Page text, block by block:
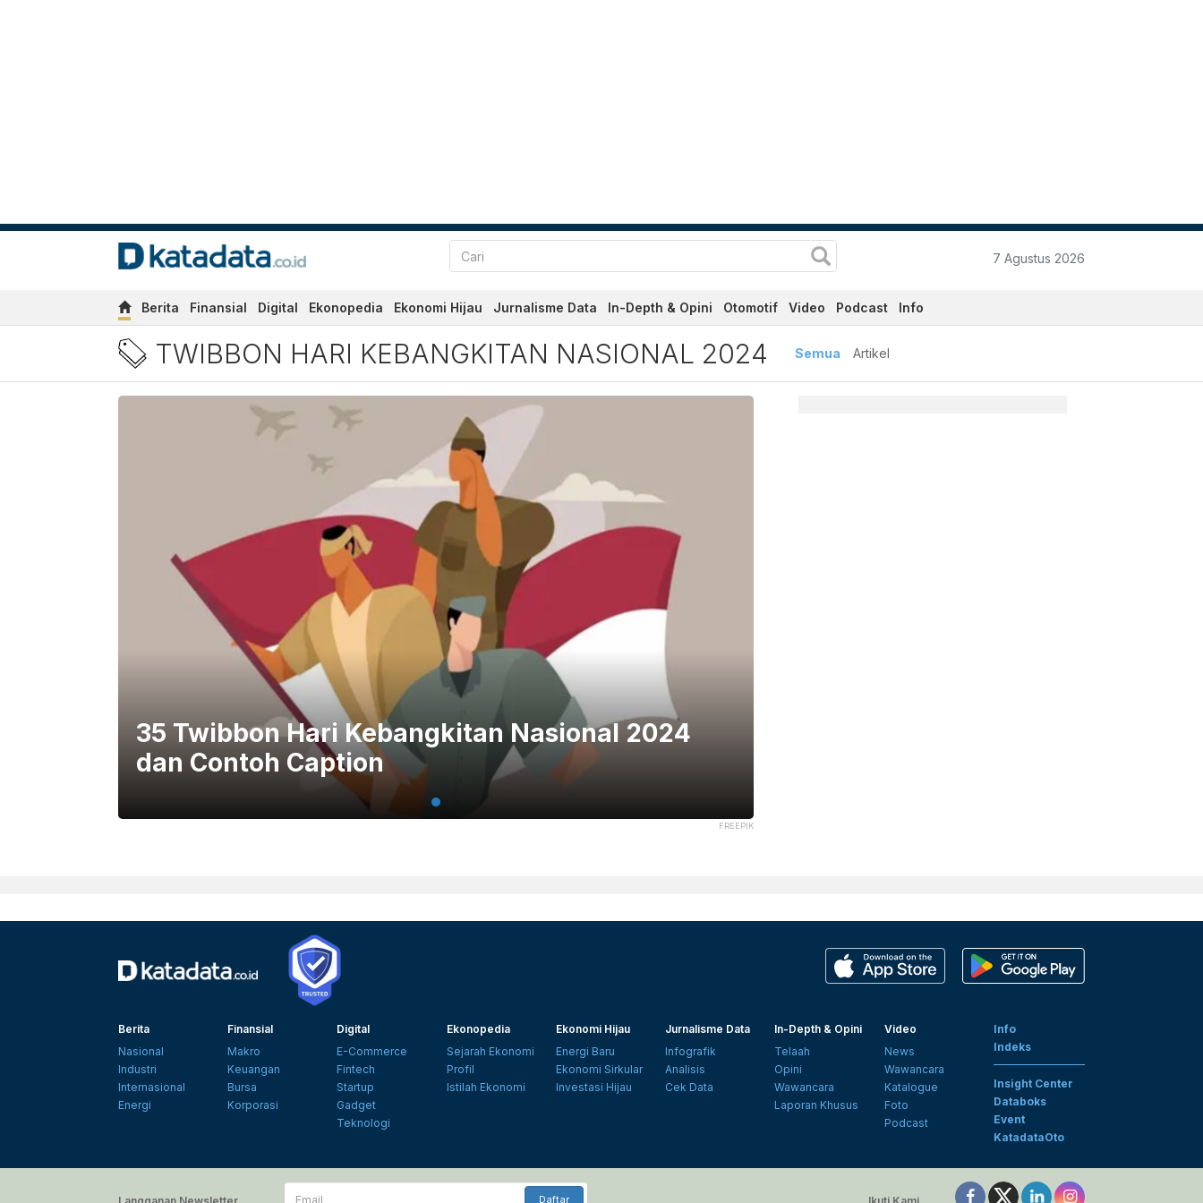
7 Agustus 2026
Berita Finansial Digital Ekonopedia Ekonomi Hijau Jurnalisme Data In-Depth & Opini Otomotif Video Podcast Info
Berita Twibbon Hari Kebangkitan Nasional 2024 Terbaru dan Terkini Hari Ini
TWIBBON HARI KEBANGKITAN NASIONAL 2024 Semua Artikel
FREEPIK
35 Twibbon Hari Kebangkitan Nasional 2024
dan Contoh Caption
Berita
Nasional
Industri
Internasional
Energi
Finansial
Makro
Keuangan
Bursa
Korporasi
Digital
E-Commerce
Fintech
Startup
Gadget
Teknologi
Ekonopedia
Sejarah Ekonomi
Profil
Istilah Ekonomi
Ekonomi Hijau
Energi Baru
Ekonomi Sirkular
Investasi Hijau
Jurnalisme Data
Infografik
Analisis
Cek Data
In-Depth & Opini
Telaah
Opini
Wawancara
Laporan Khusus
Video
News
Wawancara
Katalogue
Foto
Podcast
Info
Indeks
Insight Center
Databoks
Event
KatadataOto
Email
Daftar